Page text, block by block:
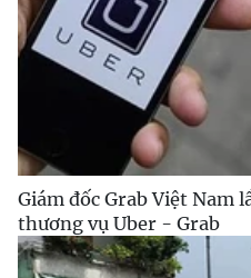
Giám đốc Grab Việt Nam
thương vụ Uber - Grab